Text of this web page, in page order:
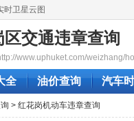
时卫星云图
区交通违章查询
www.uphuket.com/weizhang/
全 油价查询 汽车
> 红花岗机动车违章查询